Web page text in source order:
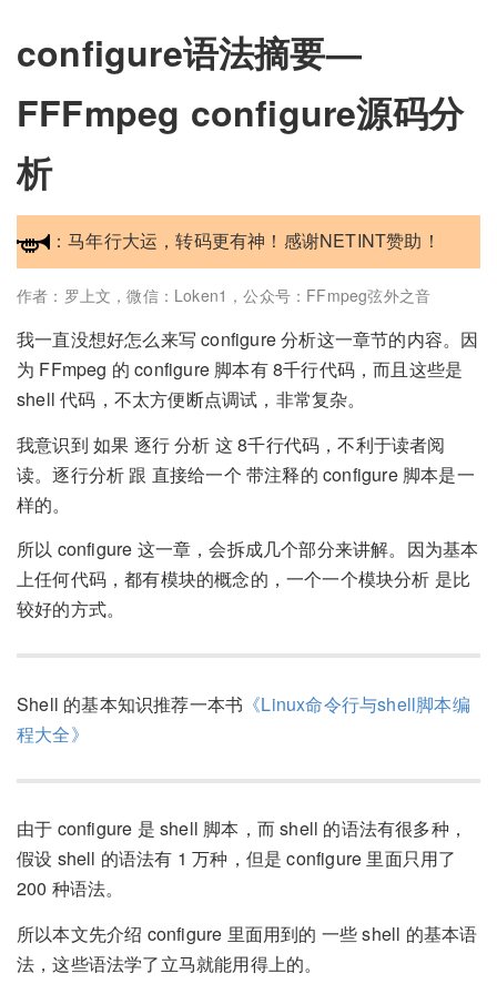
configure语法摘要—
FFFmpeg configure源码分
析
：马年行大运，转码更有神！感谢NETINT赞助！
作者：罗上文，微信：Loken1，公众号：FFmpeg弦外之音
我一直没想好怎么来写 configure 分析这一章节的内容。因
为 FFmpeg 的 configure 脚本有 8千行代码，而且这些是
shell 代码，不太方便断点调试，非常复杂。
我意识到 如果 逐行 分析 这 8千行代码，不利于读者阅
读。逐行分析 跟 直接给一个 带注释的 configure 脚本是一
样的。
所以 configure 这一章，会拆成几个部分来讲解。因为基本
上任何代码，都有模块的概念的，一个一个模块分析 是比
较好的方式。
Shell 的基本知识推荐一本书 《Linux命令行与shell脚本编
程大全》
由于 configure 是 shell 脚本，而 shell 的语法有很多种，
假设 shell 的语法有 1 万种，但是 configure 里面只用了
200 种语法。
所以本文先介绍 configure 里面用到的 一些 shell 的基本语
法，这些语法学了立马就能用得上的。